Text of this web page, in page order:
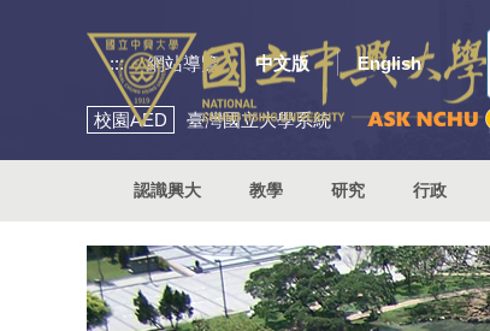
::: 網站導覽 中文版 English
校園AED 臺灣國立大學系統
認識興大 教學 研究 行政